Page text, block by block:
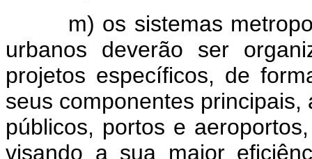
m) os sistemas
urbanos deverão ser
projetos específicos, de
seus componentes
públicos, portos e
visando a sua maior